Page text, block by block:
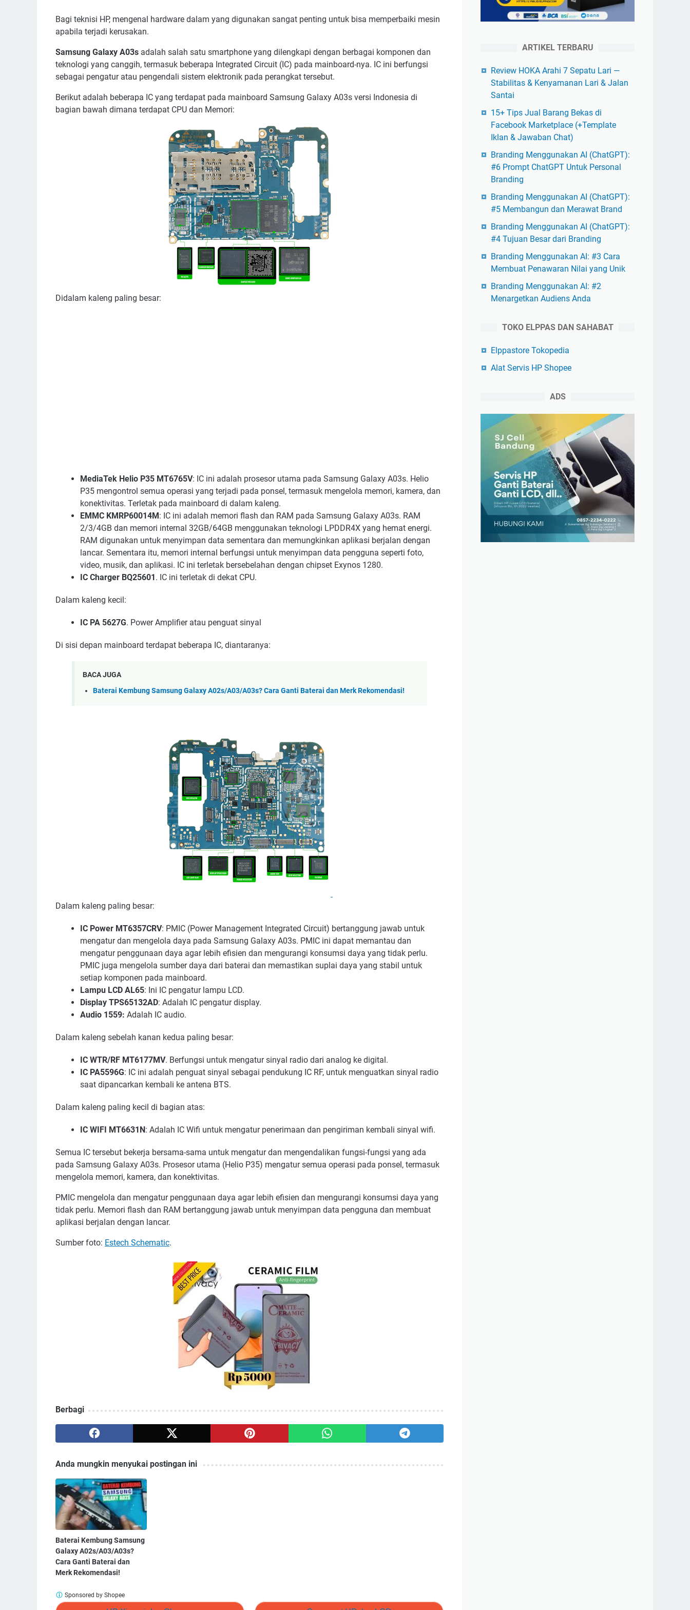
Bagi teknisi HP, mengenal hardware dalam yang digunakan sangat penting untuk bisa memperbaiki mesin
apabila terjadi kerusakan.
Samsung Galaxy A03s adalah salah satu smartphone yang dilengkapi dengan berbagai komponen dan
teknologi yang canggih, termasuk beberapa Integrated Circuit (IC) pada mainboard-nya. IC ini berfungsi
sebagai pengatur atau pengendali sistem elektronik pada perangkat tersebut.
Berikut adalah beberapa IC yang terdapat pada mainboard Samsung Galaxy A03s versi Indonesia di
bagian bawah dimana terdapat CPU dan Memori:
Didalam kaleng paling besar:
MediaTek Helio P35 MT6765V: IC ini adalah prosesor utama pada Samsung Galaxy A03s. Helio
P35 mengontrol semua operasi yang terjadi pada ponsel, termasuk mengelola memori, kamera, dan
konektivitas. Terletak pada mainboard di dalam kaleng.
EMMC KMRP60014M: IC ini adalah memori flash dan RAM pada Samsung Galaxy A03s. RAM
2/3/4GB dan memori internal 32GB/64GB menggunakan teknologi LPDDR4X yang hemat energi.
RAM digunakan untuk menyimpan data sementara dan memungkinkan aplikasi berjalan dengan
lancar. Sementara itu, memori internal berfungsi untuk menyimpan data pengguna seperti foto,
video, musik, dan aplikasi. IC ini terletak bersebelahan dengan chipset Exynos 1280.
IC Charger BQ25601. IC ini terletak di dekat CPU.
Dalam kaleng kecil:
IC PA 5627G. Power Amplifier atau penguat sinyal
Di sisi depan mainboard terdapat beberapa IC, diantaranya:
BACA JUGA
Baterai Kembung Samsung Galaxy A02s/A03/A03s? Cara Ganti Baterai dan Merk Rekomendasi!
Dalam kaleng paling besar:
IC Power MT6357CRV: PMIC (Power Management Integrated Circuit) bertanggung jawab untuk
mengatur dan mengelola daya pada Samsung Galaxy A03s. PMIC ini dapat memantau dan
mengatur penggunaan daya agar lebih efisien dan mengurangi konsumsi daya yang tidak perlu.
PMIC juga mengelola sumber daya dari baterai dan memastikan suplai daya yang stabil untuk
setiap komponen pada mainboard.
Lampu LCD AL65: Ini IC pengatur lampu LCD.
Display TPS65132AD: Adalah IC pengatur display.
Audio 1559: Adalah IC audio.
Dalam kaleng sebelah kanan kedua paling besar:
IC WTR/RF MT6177MV. Berfungsi untuk mengatur sinyal radio dari analog ke digital.
IC PA5596G: IC ini adalah penguat sinyal sebagai pendukung IC RF, untuk menguatkan sinyal radio
saat dipancarkan kembali ke antena BTS.
Dalam kaleng paling kecil di bagian atas:
IC WIFI MT6631N : Adalah IC Wifi untuk mengatur penerimaan dan pengiriman kembali sinyal wifi.
Semua IC tersebut bekerja bersama-sama untuk mengatur dan mengendalikan fungsi-fungsi yang ada
pada Samsung Galaxy A03s. Prosesor utama (Helio P35) mengatur semua operasi pada ponsel, termasuk
mengelola memori, kamera, dan konektivitas.
PMIC mengelola dan mengatur penggunaan daya agar lebih efisien dan mengurangi konsumsi daya yang
tidak perlu. Memori flash dan RAM bertanggung jawab untuk menyimpan data pengguna dan membuat
aplikasi berjalan dengan lancar.
Sumber foto: Estech Schematic.
Berbagi
Anda mungkin menyukai postingan ini
Baterai Kembung Samsung
Galaxy A02s/A03/A03s?
Cara Ganti Baterai dan
Merk Rekomendasi!
Sponsored by Shopee
ARTIKEL TERBARU
Review HOKA Arahi 7 Sepatu Lari —
Stabilitas & Kenyamanan Lari & Jalan
Santai
15+ Tips Jual Barang Bekas di
Facebook Marketplace (+Template
Iklan & Jawaban Chat)
Branding Menggunakan AI (ChatGPT):
#6 Prompt ChatGPT Untuk Personal
Branding
Branding Menggunakan AI (ChatGPT):
#5 Membangun dan Merawat Brand
Branding Menggunakan AI (ChatGPT):
#4 Tujuan Besar dari Branding
Branding Menggunakan AI: #3 Cara
Membuat Penawaran Nilai yang Unik
Branding Menggunakan AI: #2
Menargetkan Audiens Anda
TOKO ELPPAS DAN SAHABAT
Elppastore Tokopedia
Alat Servis HP Shopee
ADS